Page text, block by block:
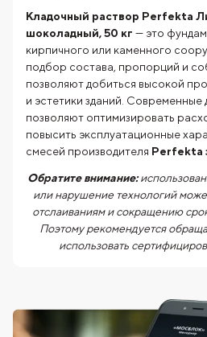
Кладочный раствор Perfekta
шоколадный, 50 кг — это
кирпичного или каменного
подбор состава, пропорций и
позволяют добиться высокой
и эстетики зданий. Современные
позволяют оптимизировать
повысить эксплуатационные
смесей производителя Perfekta
Обратите внимание:
или нарушение технологий
отслаиваниям и сокращению
Поэтому рекомендуется
использовать